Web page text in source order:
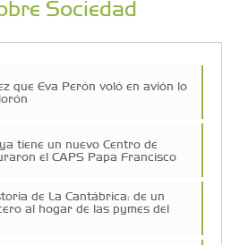
Sociedad
que Eva Perón voló en avión lo
tiene un nuevo Centro de
el CAPS Papa Francisco
de La Cantábrica: de un
al hogar de las pymes del